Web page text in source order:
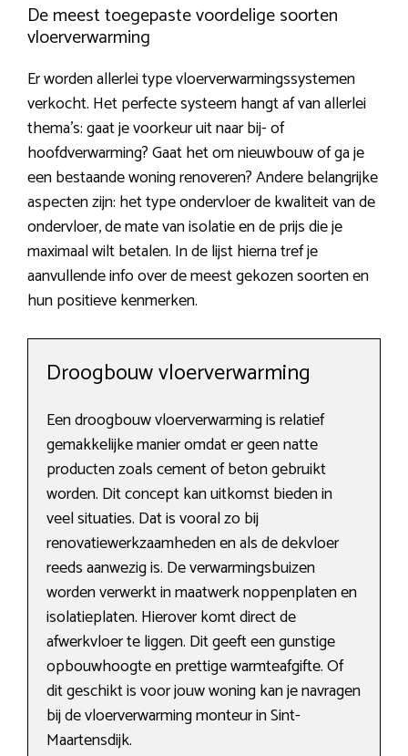
De meest toegepaste voordelige soorten
vloerverwarming
Er worden allerlei type vloerverwarmingssystemen
verkocht. Het perfecte systeem hangt af van allerlei
thema’s: gaat je voorkeur uit naar bij- of
hoofdverwarming? Gaat het om nieuwbouw of ga je
een bestaande woning renoveren? Andere belangrijke
aspecten zijn: het type ondervloer de kwaliteit van de
ondervloer, de mate van isolatie en de prijs die je
maximaal wilt betalen. In de lijst hierna tref je
aanvullende info over de meest gekozen soorten en
hun positieve kenmerken.
Droogbouw vloerverwarming
Een droogbouw vloerverwarming is relatief
gemakkelijke manier omdat er geen natte
producten zoals cement of beton gebruikt
worden. Dit concept kan uitkomst bieden in
veel situaties. Dat is vooral zo bij
renovatiewerkzaamheden en als de dekvloer
reeds aanwezig is. De verwarmingsbuizen
worden verwerkt in maatwerk noppenplaten en
isolatieplaten. Hierover komt direct de
afwerkvloer te liggen. Dit geeft een gunstige
opbouwhoogte en prettige warmteafgifte. Of
dit geschikt is voor jouw woning kan je navragen
bij de vloerverwarming monteur in Sint-
Maartensdijk.